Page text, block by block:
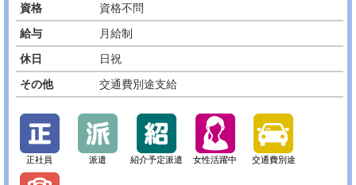
資格
資格不問
給与
月給制
休日
日祝
その他
交通費別途支給
正社員 派遣 紹介予定派遣 女性活躍中 交通費別途